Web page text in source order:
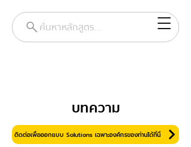
ค้นหาหลักสูตร...
บทความ
ติดต่อเพื่อออกแบบ Solutions เฉพาะองค์กรของท่านได้ที่นี่